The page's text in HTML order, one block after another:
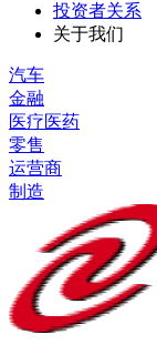
投资者关系
关于我们
汽车
金融
医疗医药
零售
运营商
制造